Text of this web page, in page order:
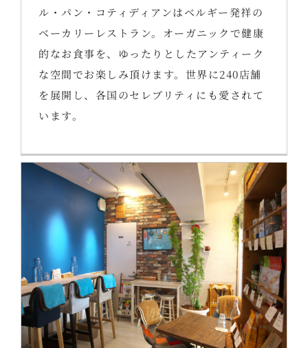
ル・パン・コティディアンはベルギー発祥の
ベーカリーレストラン。オーガニックで健康
的なお食事を、ゆったりとしたアンティーク
な空間でお楽しみ頂けます。世界に240店舗
を展開し、各国のセレブリティにも愛されて
います。